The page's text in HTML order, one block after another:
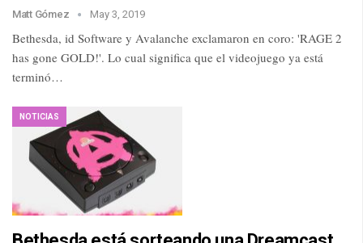
Matt Gómez May 3, 2019
Bethesda, id Software y Avalanche exclamaron en coro: 'RAGE 2
has gone GOLD!'. Lo cual significa que el videojuego ya está
terminó…
NOTICIAS